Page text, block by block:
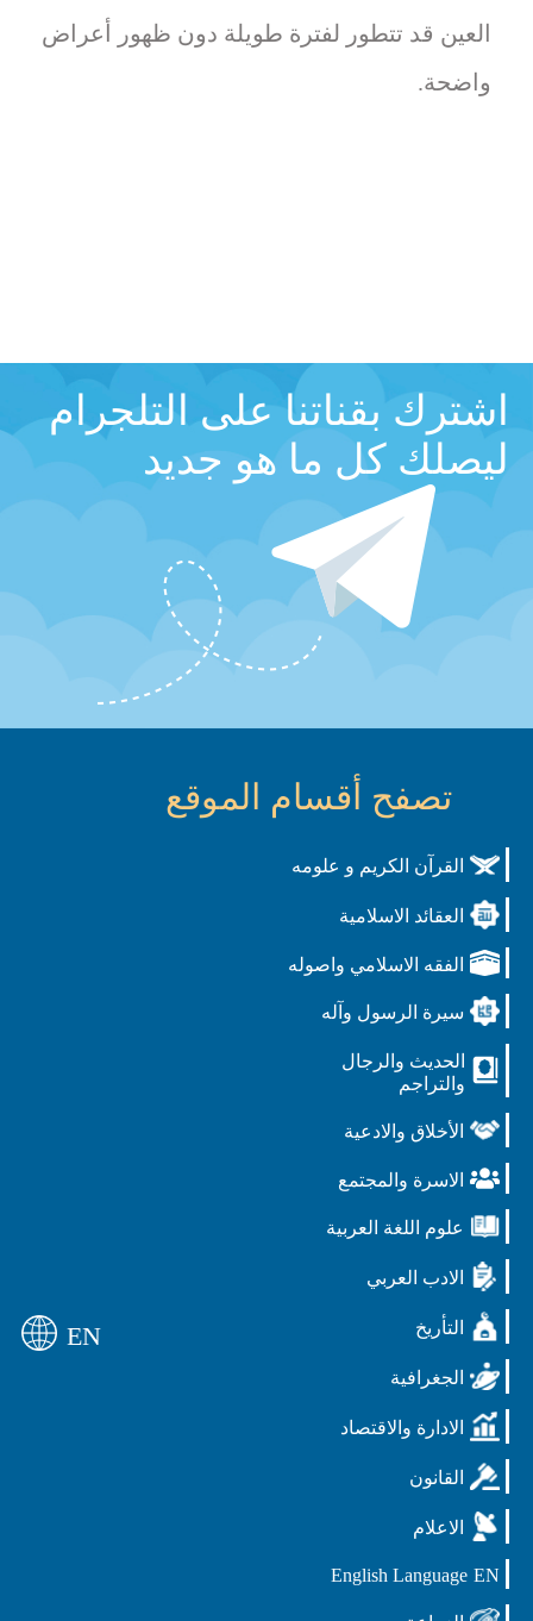
العين قد تتطور لفترة طويلة دون ظهور أعراض
واضحة.
اشترك بقناتنا على التلجرام
ليصلك كل ما هو جديد
تصفح أقسام الموقع
القرآن الكريم و علومه
العقائد الاسلامية
الفقه الاسلامي واصوله
سيرة الرسول وآله
الحديث والرجال
والتراجم
الأخلاق والادعية
الاسرة والمجتمع
علوم اللغة العربية
الادب العربي
التأريخ
الجغرافية
الادارة والاقتصاد
القانون
الاعلام
EN
English Language
EN